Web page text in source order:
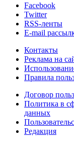
Facebook
Twitter
RSS-ленты
E-mail
Контакты
Реклама на
Правила
Договор
Политика в
данных
Редакция